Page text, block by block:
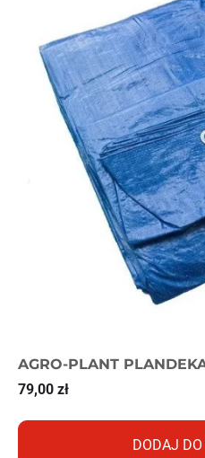
AGRO-PLANT
79,00 zł
DODAJ